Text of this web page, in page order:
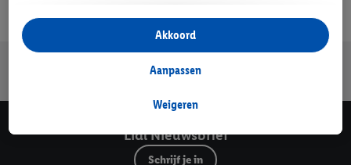
Veilig winkelen
Lidl Nieuwsbrief
Schrijf je in
opslaan van voorkeursinstellingen, het verzamelen en
analyseren van statistieken of voor het tonen van
gepersonaliseerde reclame binnen en buiten de Lidl-diensten.
gegevens over jouw aankoopgedrag in de winkel ook voor de
Als je hier toestemming geeft aan ons voor het personaliseren
van reclame en als je vervolgens een Lidl Plus-account
Weigeren
Aanpassen
Akkoord